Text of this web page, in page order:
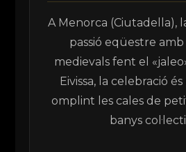
A Menorca (Ciutadella),
passió eqüestre amb
medievals fent el
Eivissa, la celebració
omplint les cales de
banys